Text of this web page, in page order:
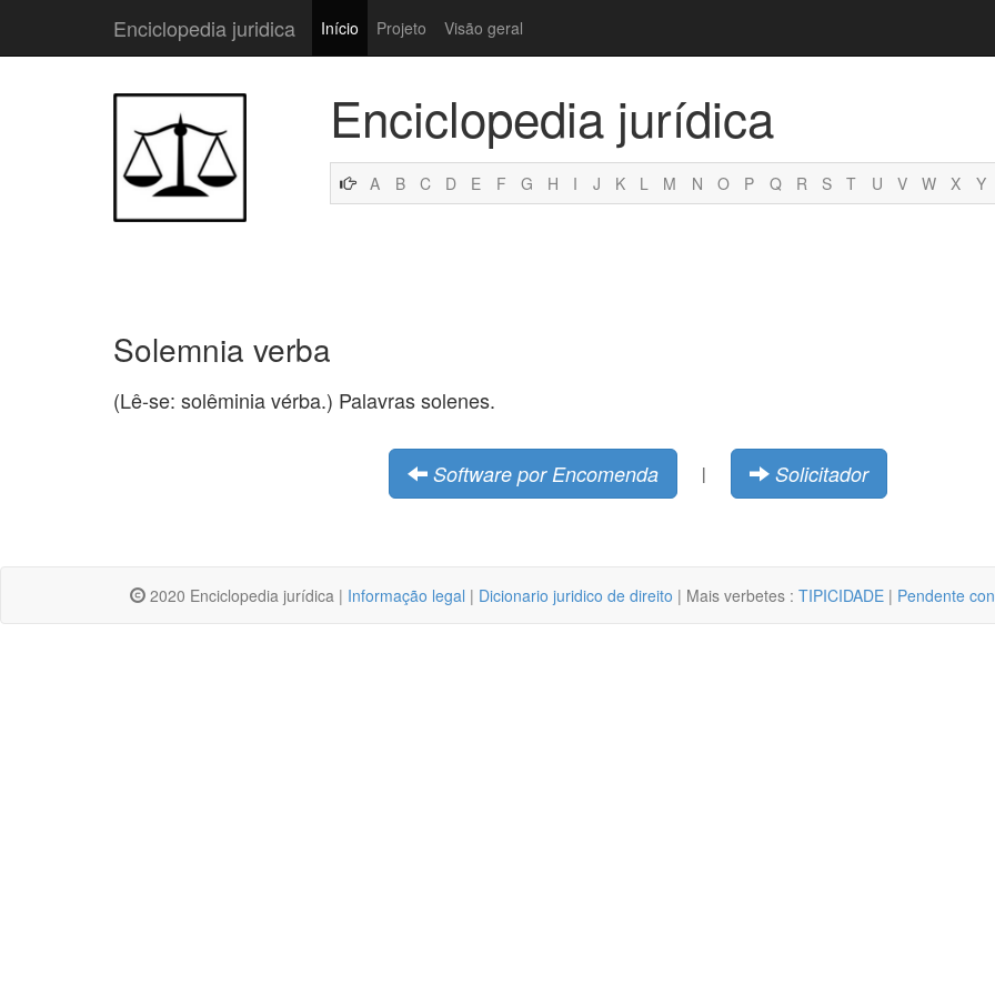
Enciclopedia juridica Início Projeto Visão geral
Enciclopedia jurídica
A B C D E F G H I J K L M N O P Q R S T U V W X Y
Solemnia verba
(Lê-se: solêminia vérba.) Palavras solenes.
Software por Encomenda | Solicitador
2020 Enciclopedia jurídica | Informação legal | Dicionario juridico de direito | Mais verbetes : TIPICIDADE | Pendente